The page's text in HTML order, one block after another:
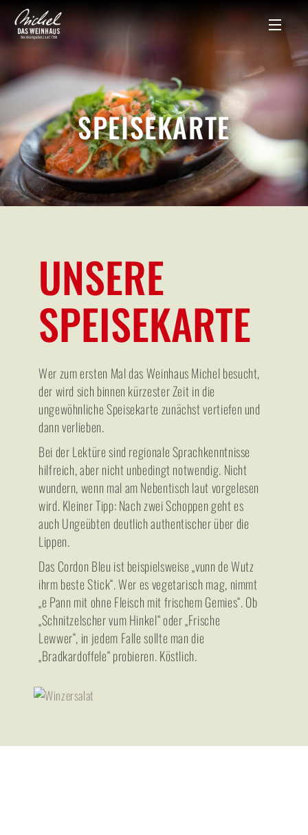
SPEISEKARTE
UNSERE
SPEISEKARTE
Wer zum ersten Mal das Weinhaus Michel besucht,
der wird sich binnen kürzester Zeit in die
ungewöhnliche Speisekarte zunächst vertiefen und
dann verlieben.
Bei der Lektüre sind regionale Sprachkenntnisse
hilfreich, aber nicht unbedingt notwendig. Nicht
wundern, wenn mal am Nebentisch laut vorgelesen
wird. Kleiner Tipp: Nach zwei Schoppen geht es
auch Ungeübten deutlich authentischer über die
Lippen.
Das Cordon Bleu ist beispielsweise „vunn de Wutz
ihrm beste Stick“. Wer es vegetarisch mag, nimmt
„e Pann mit ohne Fleisch mit frischem Gemies“. Ob
„Schnitzelscher vum Hinkel“ oder „Frische
Lewwer“, in jedem Falle sollte man die
„Bradkardoffele“ probieren. Köstlich.